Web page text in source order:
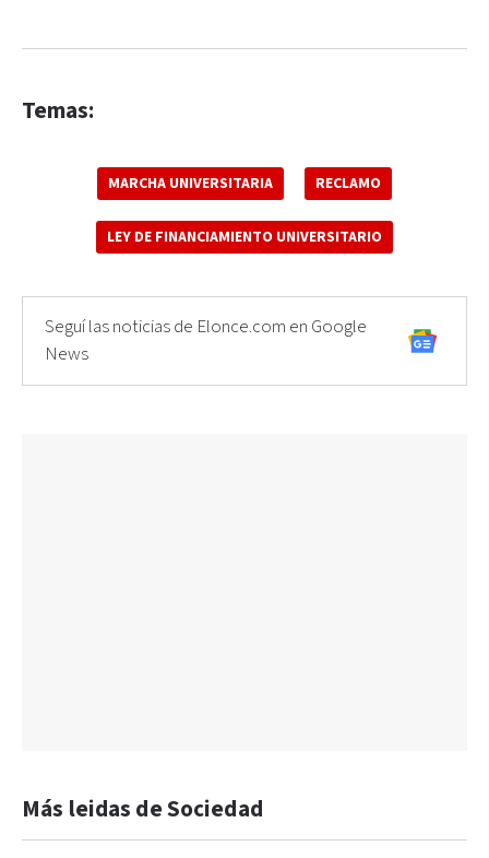
Temas:
MARCHA UNIVERSITARIA RECLAMO
LEY DE FINANCIAMIENTO UNIVERSITARIO
Seguí las noticias de Elonce.com en Google
News
Más leidas de Sociedad